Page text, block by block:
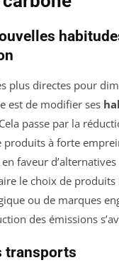
plus directes pour
est de modifier ses
passe par la
à forte
faveur
le choix de produits
ou de marques
des émissions
transports